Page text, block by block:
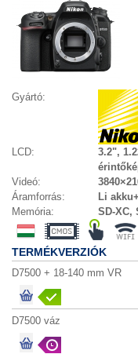
Gyártó:
LCD:
3.2",
Videó:
Áramforrás:
Li
Memória:
SD-XC,
TERMÉKVERZIÓK
D7500 + 18-140 mm VR
D7500 váz